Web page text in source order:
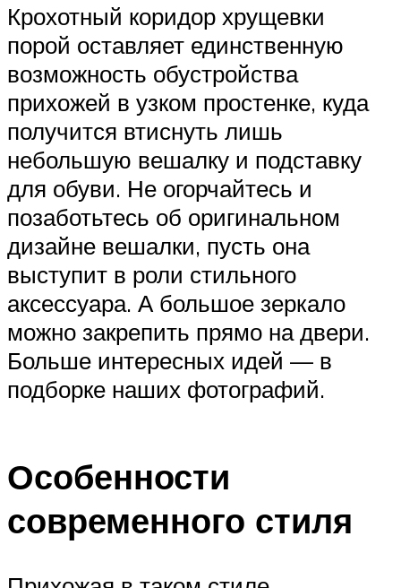
Крохотный коридор хрущевки
порой оставляет единственную
возможность обустройства
прихожей в узком простенке, куда
получится втиснуть лишь
небольшую вешалку и подставку
для обуви. Не огорчайтесь и
позаботьтесь об оригинальном
дизайне вешалки, пусть она
выступит в роли стильного
аксессуара. А большое зеркало
можно закрепить прямо на двери.
Больше интересных идей — в
подборке наших фотографий.
Особенности
современного стиля